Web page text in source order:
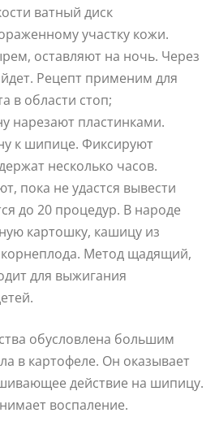
ватный диск
участку кожи.
оставляют на ночь. Через
Рецепт применим для
в области стоп;
нарезают пластинками.
к шипице. Фиксируют
несколько часов.
пока не удастся вывести
до 20 процедур. В народе
картошку, кашицу из
корнеплода. Метод щадящий,
для выжигания
обусловлена большим
в картофеле. Он оказывает
действие на шипицу.
воспаление.